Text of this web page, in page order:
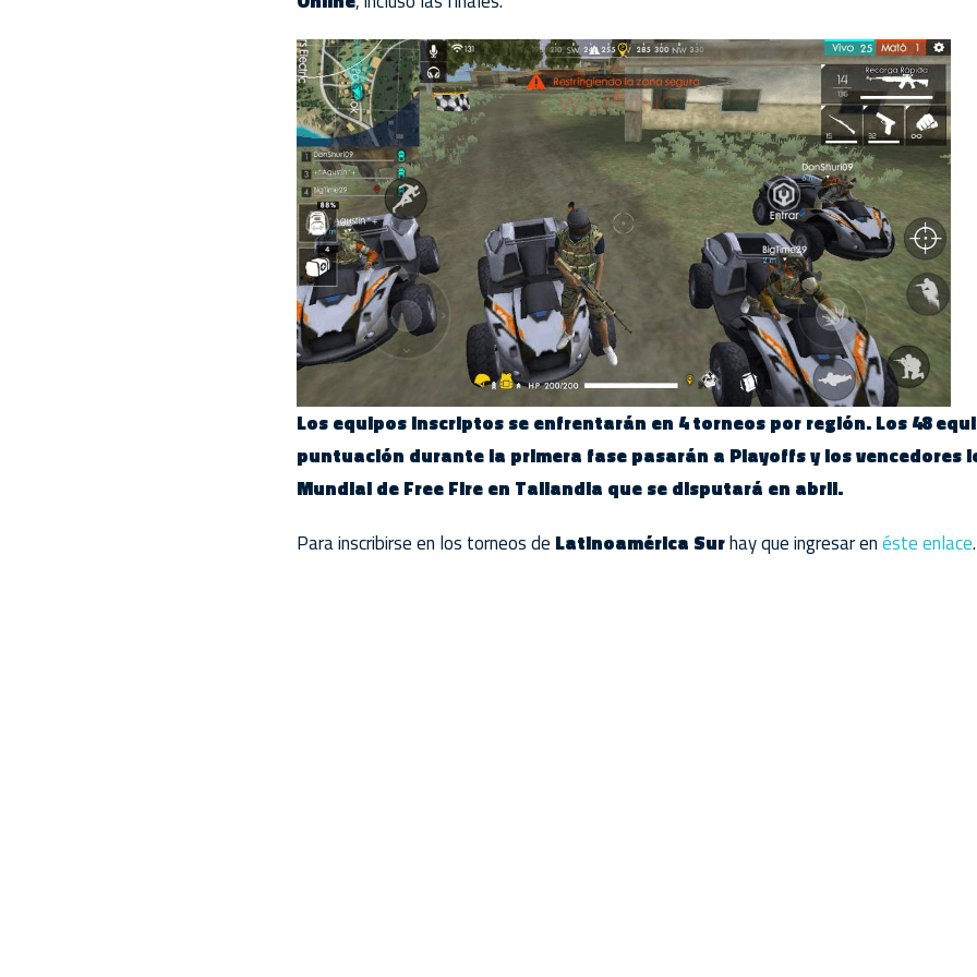
Los equipos inscriptos se enfrentarán en 4 torneos por región. Los 48
puntuación durante la primera fase pasarán a Playoffs y los vencedores
Mundial de Free Fire en Tailandia que se disputará en abril.
Para inscribirse en los torneos de Latinoamérica Surhay que ingresar enéste enlace.